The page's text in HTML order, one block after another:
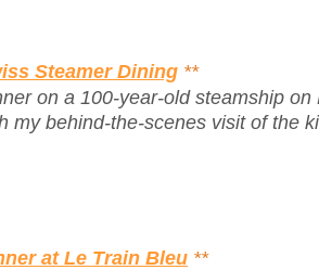
Steamer Dining **
on a 100-year-old steamship
my behind-the-scenes visit of the
at Le Train Bleu **